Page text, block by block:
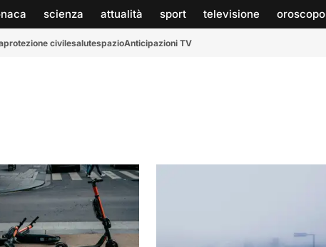
scienza attualità sport televisione oroscopo
protezione civilesalutespazioAnticipazioni TV